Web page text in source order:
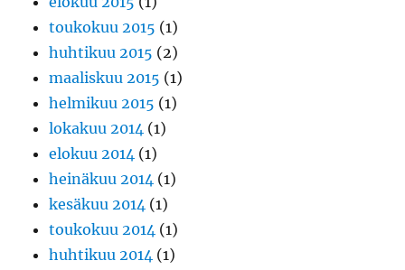
toukokuu 2015 (1)
huhtikuu 2015 (2)
maaliskuu 2015 (1)
helmikuu 2015 (1)
lokakuu 2014 (1)
elokuu 2014 (1)
heinäkuu 2014 (1)
kesäkuu 2014 (1)
toukokuu 2014 (1)
huhtikuu 2014 (1)